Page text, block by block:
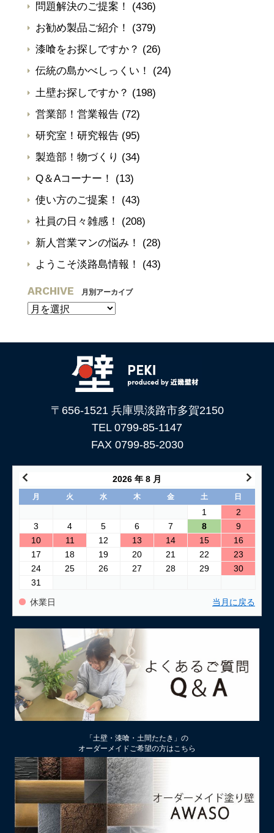
問題解決のご提案！
(436)
お勧め製品ご紹介！
(379)
漆喰をお探しですか？ (26)
伝統の島かべしっくい！
(24)
土壁お探しですか？ (198)
営業部！営業報告 (72)
研究室！研究報告 (95)
製造部！物づくり (34)
Q＆Aコーナー！
(13)
使い方のご提案！
(43)
社員の日々雑感！
(208)
新人営業マンの悩み！
(28)
ようこそ淡路島情報！
(43)
ARCHIVE 月別アーカイブ
〒656-1521 兵庫県淡路市多賀2150
TEL 0799-85-1147
FAX 0799-85-2030
2026 年 8 月
月 火 水 木 金 土 日
1
2
3
4 5 6 7 8
9
10
11 12 13 14 15
16
17
18 19 20 21 22
23
24
25 26 27 28 29
30
31
休業日 当月に戻る
「土壁・漆喰・土間たたき」の
オーダーメイドご希望の方はこちら